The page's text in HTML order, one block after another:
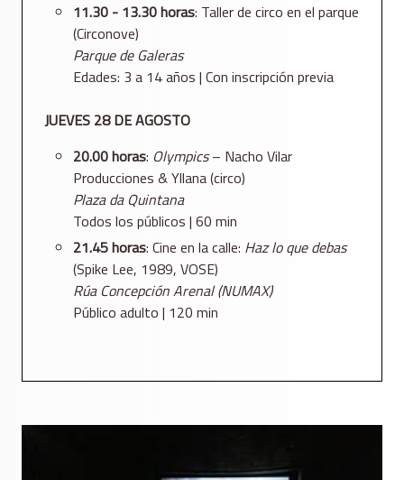
11.30 - 13.30 horas: Taller de circo en el parque
(Circonove)
Parque de Galeras
Edades: 3 a 14 años | Con inscripción previa
JUEVES 28 DE AGOSTO
20.00 horas: Olympics– Nacho Vilar
Producciones & Yllana (circo)
Plaza da Quintana
Todos los públicos | 60 min
21.45 horas: Cine en la calle: Haz lo que debas
(Spike Lee, 1989, VOSE)
Rúa Concepción Arenal (NUMAX)
Público adulto | 120 min